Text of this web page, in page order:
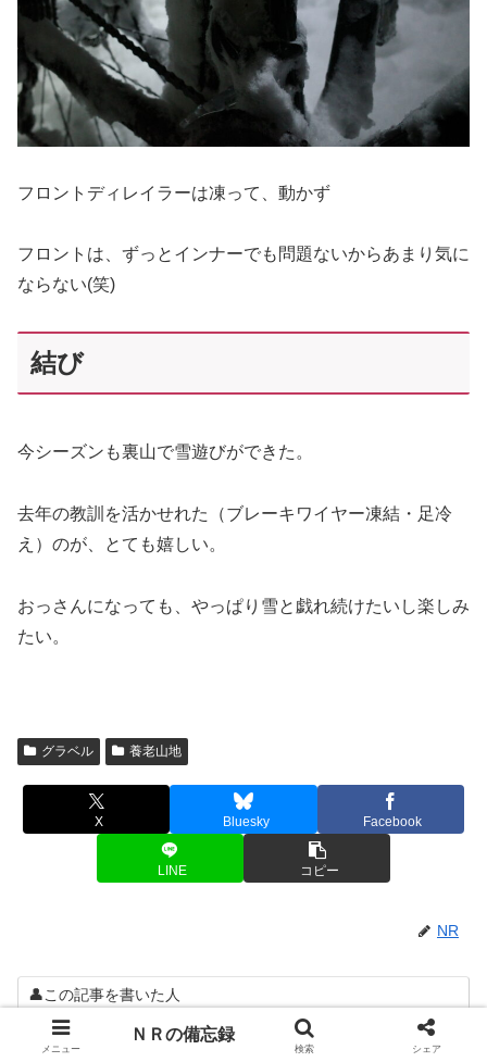
フロントディレイラーは凍って、動かず
フロントは、ずっとインナーでも問題ないからあまり気に
ならない(笑)
結び
今シーズンも裏山で雪遊びができた。
去年の教訓を活かせれた（ブレーキワイヤー凍結・足冷
え）のが、とても嬉しい。
おっさんになっても、やっぱり雪と戯れ続けたいし楽しみ
たい。
グラベル 養老山地
X Bluesky Facebook
LINE コピー
NR
👤この記事を書いた人
自転車や山歩きを通じ、全国津々浦々四季の
メニュー
ＮＲの備忘録
検索 シェア